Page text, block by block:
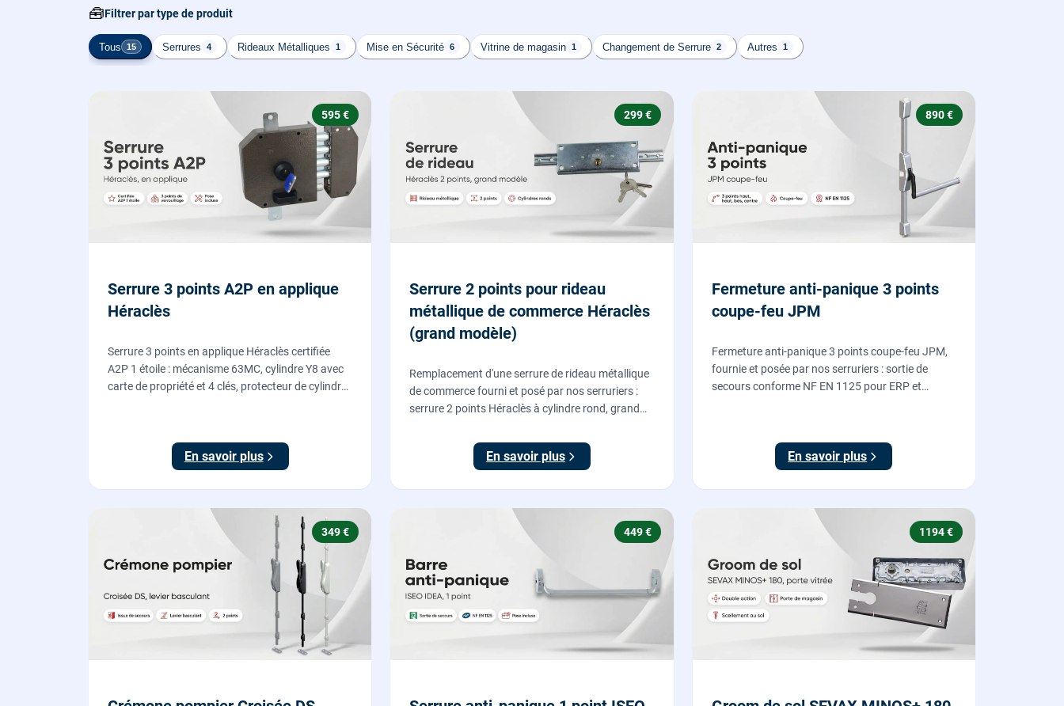
🧰Filtrer par type de produit
Tous 15 Serrures 4 Rideaux Métalliques 1 Mise en Sécurité 6 Vitrine de magasin 1 Changement de Serrure 2 Autres 1
595 €
Serrure 3 points A2P en applique
Héraclès
Serrure 3 points en applique Héraclès certifiée
A2P 1 étoile : mécanisme 63MC, cylindre Y8 avec
carte de propriété et 4 clés, protecteur de cylindre
En savoir plus
299 €
Serrure 2 points pour rideau
métallique de commerce Héraclès
(grand modèle)
Remplacement d'une serrure de rideau métallique
de commerce fourni et posé par nos serruriers :
serrure 2 points Héraclès à cylindre rond, grand
tringle plate et réglage des deux points de
En savoir plus
890 €
Fermeture anti-panique 3 points
coupe-feu JPM
Fermeture anti-panique 3 points coupe-feu JPM,
fournie et posée par nos serruriers : sortie de
secours conforme NF EN 1125 pour ERP et
En savoir plus
349 € 449 € 1194 €